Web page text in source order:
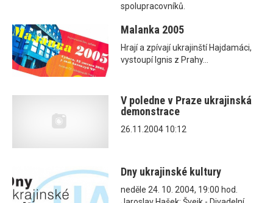
spolupracovníků.
Malanka 2005
Hrají a zpívají ukrajinští Hajdamáci,
vystoupí Ignis z Prahy...
V poledne v Praze ukrajinská
demonstrace
26.11.2004 10:12
Dny ukrajinské kultury
neděle 24. 10. 2004, 19:00 hod.